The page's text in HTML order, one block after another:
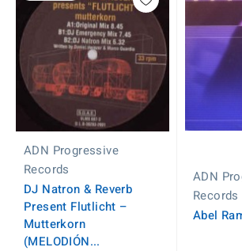
ADN Progressive
Records
DJ Natron & Reverb
Present Flutlicht –
Mutterkorn
(MELODIÓN...
ADN
Records
Abel